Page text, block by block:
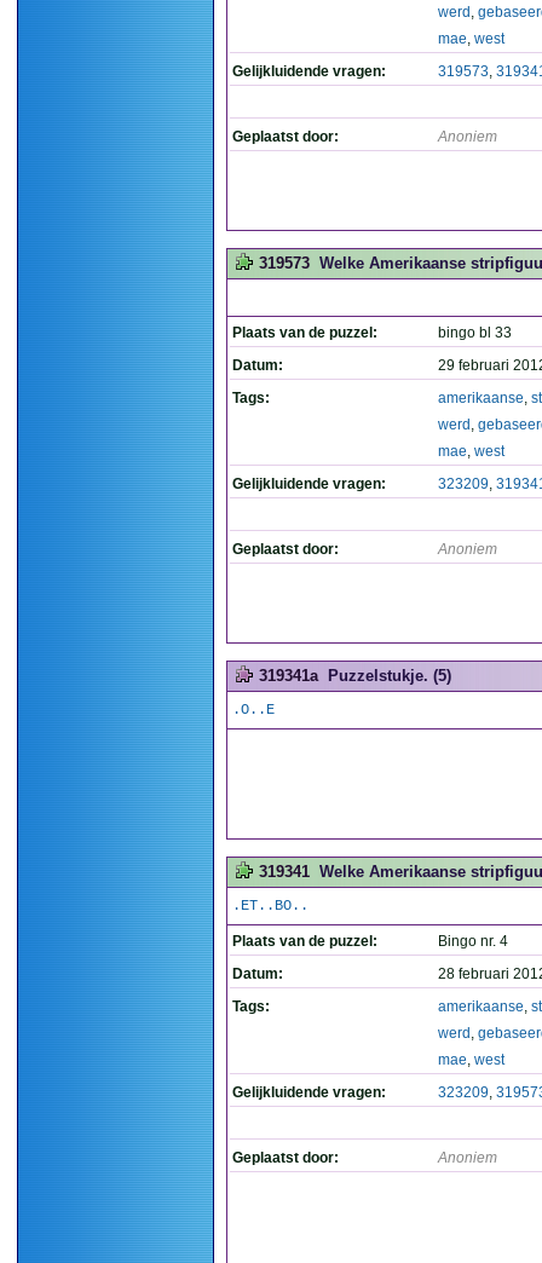
werd ,
mae, west
Gelijkluidende vragen:
319573,
Geplaatst door: Anoniem
319573 Welke Amerikaanse
Plaats van de puzzel:
bingo bl 33
Datum:
29 februari
Tags:
amerikaanse,
werd ,
mae, west
Gelijkluidende vragen:
323209,
Geplaatst door: Anoniem
319341a Puzzelstukje. (5)
.O..E
319341 Welke Amerikaanse
.ET..BO..
Plaats van de puzzel:
Bingo nr. 4
Datum:
28 februari
Tags:
amerikaanse,
werd ,
mae, west
Gelijkluidende vragen:
323209,
Geplaatst door: Anoniem